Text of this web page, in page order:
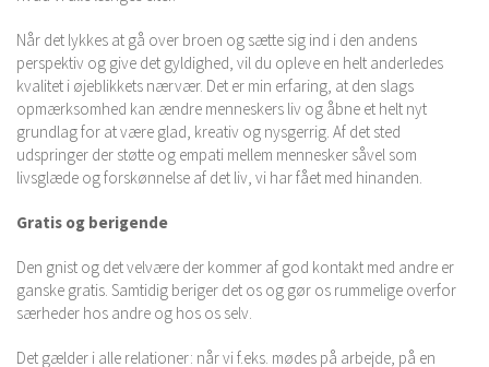
Når det lykkes at gå over broen og sætte sig ind i den andens
perspektiv og give det gyldighed, vil du opleve en helt anderledes
kvalitet i øjeblikkets nærvær. Det er min erfaring, at den slags
opmærksomhed kan ændre menneskers liv og åbne et helt nyt
grundlag for at være glad, kreativ og nysgerrig. Af det sted
udspringer der støtte og empati mellem mennesker såvel som
livsglæde og forskønnelse af det liv, vi har fået med hinanden.
Gratis og berigende
Den gnist og det velvære der kommer af god kontakt med andre er
ganske gratis. Samtidig beriger det os og gør os rummelige overfor
særheder hos andre og hos os selv.
Det gælder i alle relationer: når vi f.eks. mødes på arbejde, på en